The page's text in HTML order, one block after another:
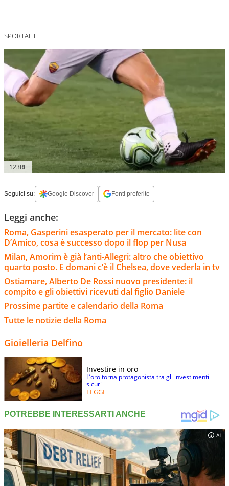
SPORTAL.IT
123RF
Seguici su: Google Discover Fonti preferite
Leggi anche:
Roma, Gasperini esasperato per il mercato: lite con
D’Amico, cosa è successo dopo il flop per Nusa
Milan, Amorim è già l’anti-Allegri: altro che obiettivo
quarto posto. E domani c’è il Chelsea, dove vederla in tv
Ostiamare, Alberto De Rossi nuovo presidente: il
compito e gli obiettivi ricevuti dal figlio Daniele
Prossime partite e calendario della Roma
Tutte le notizie della Roma
Gioielleria Delfino
Investire in oro
L’oro torna protagonista tra gli investimenti
sicuri
LEGGI